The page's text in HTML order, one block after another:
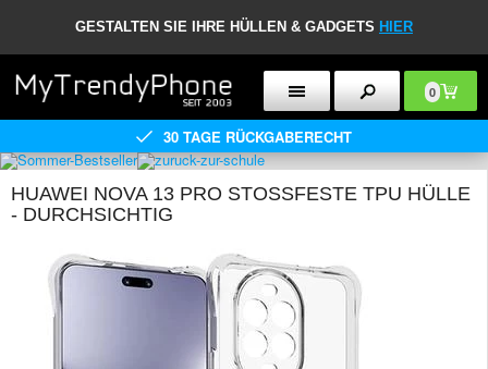
GESTALTEN SIE IHRE HÜLLEN & GADGETS HIER
0
30 TAGE RÜCKGABERECHT
HUAWEI NOVA 13 PRO STOSSFESTE TPU HÜLLE -
DURCHSICHTIG